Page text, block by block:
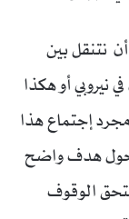
نتنقل بين
نيروبي أو هكذا
مجرد إجتماع هذا
حول هدف واضح
الوقوف